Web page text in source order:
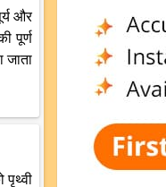
और
पूर्ण
जाता
पृथ्वी